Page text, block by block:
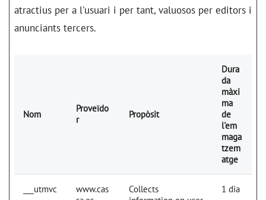
atractius per a l'usuari i per tant, valuosos per editors i
anunciants tercers.
Nom
Proveïdo
r
Propòsit
Dura
da
màxi
ma
de
l'em
maga
tzem
atge
___utmvc
www.cas
Collects
1 dia